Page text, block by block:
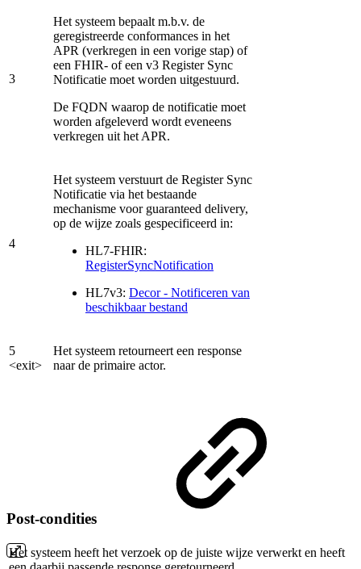
3
Het systeem bepaalt m.b.v. de
geregistreerde conformances in het
APR (verkregen in een vorige stap) of
een FHIR- of een v3 Register Sync
Notificatie moet worden uitgestuurd.
De FQDN waarop de notificatie moet
worden afgeleverd wordt eveneens
verkregen uit het APR.
4
Het systeem verstuurt de Register Sync
Notificatie via het bestaande
mechanisme voor guaranteed delivery,
op de wijze zoals gespecificeerd in:
HL7-FHIR:
RegisterSyncNotification
HL7v3: Decor - Notificeren van
beschikbaar bestand
5
<exit>
Het systeem retourneert een response
naar de primaire actor.
Post-condities
Het systeem heeft het verzoek op de juiste wijze verwerkt en heeft